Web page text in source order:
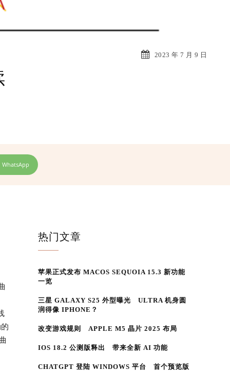
2023 年 7 月 9 日
WhatsApp
热门文章
苹果正式发布 MACOS SEQUOIA 15.3 新功能
一览
三星 GALAXY S25 外型曝光 ULTRA 机身圆
润得像 IPHONE？
改变游戏规则 APPLE M5 晶片 2025 布局
IOS 18.2 公测版释出 带来全新 AI 功能
CHATGPT 登陆 WINDOWS 平台 首个预览版